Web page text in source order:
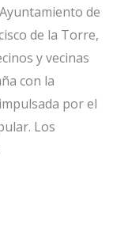
de
de la Torre,
y vecinas
con la
por el
Los